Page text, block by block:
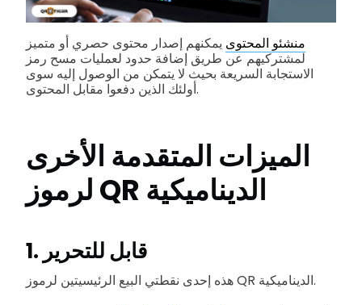
منشئو المحتوى يمكنهم إصدار محتوى حصري أو متميز
لمشتركيهم عن طريق إضافة حدود لعمليات مسح رمز
الاستجابة السريعة بحيث لا يتمكن من الوصول إليه سوى
أولئك الذين دفعوا مقابل المحتوى.
الميزات المتقدمة الأخرى
لرموز QR الديناميكية
1. قابل للتحرير
هذه إحدى نقطتي البيع الرئيسيتين لرموز QR الديناميكية.